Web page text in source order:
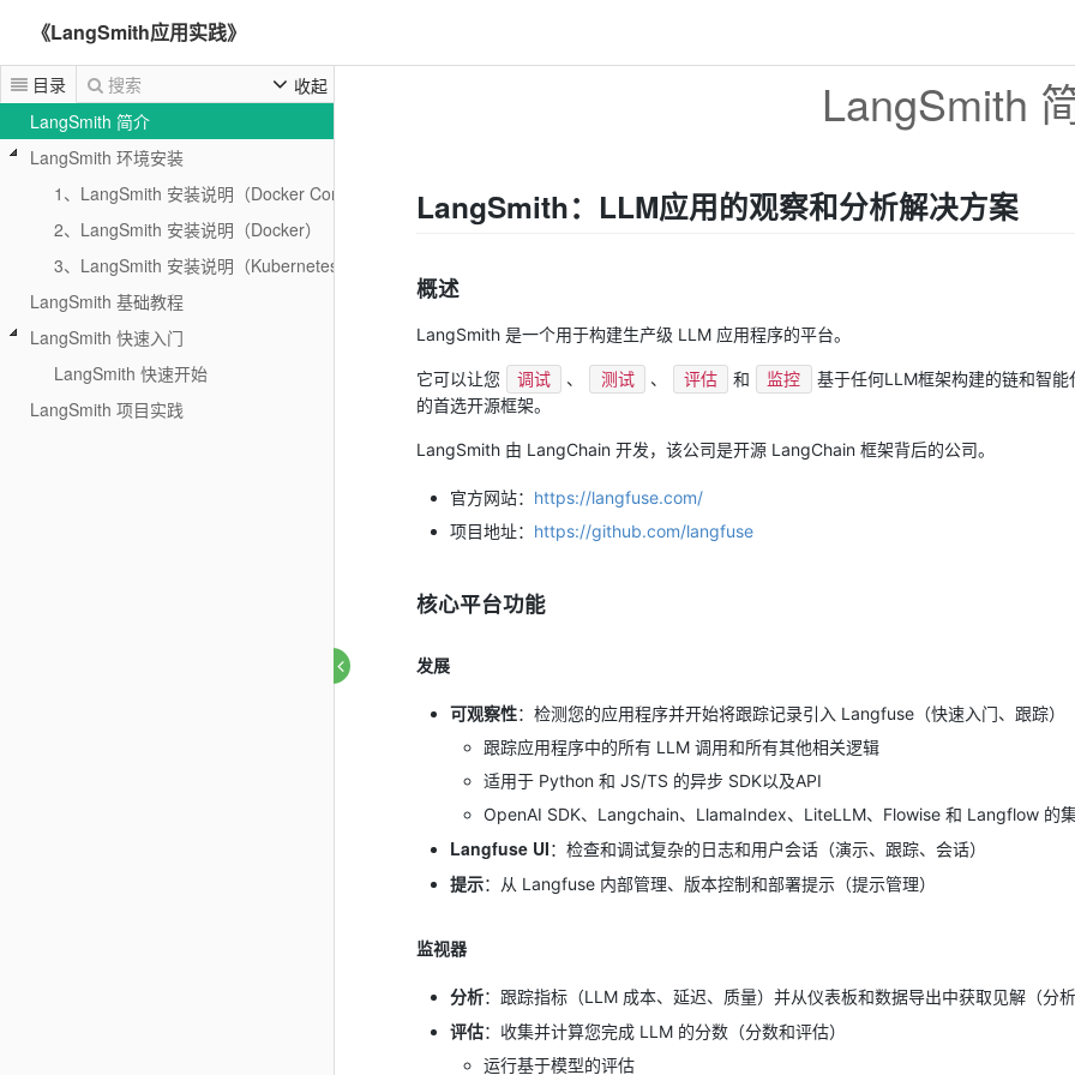
《LangSmith应用实践》
目录 搜索
收起
LangSmith 简介
LangSmith 环境安装
1、LangSmith 安装说明（Docker Compose）
2、LangSmith 安装说明（Docker）
3、LangSmith 安装说明（Kubernetes）
LangSmith 基础教程
LangSmith 快速入门
LangSmith 快速开始
LangSmith 项目实践
LangSmith
LangSmith：LLM应用的观察和分析解决方案
概述
LangSmith 是一个用于构建生产级 LLM 应用程序的平台。
它可以让您 调试 、 测试 、 评估 和 监控
基于任何LLM框架构建的链和智
的首选开源框架。
LangSmith 由 LangChain 开发，该公司是开源 LangChain 框架背后的公司。
官方网站： https://langfuse.com/
项目地址： https://github.com/langfuse
核心平台功能
发展
可观察性：检测您的应用程序并开始将跟踪记录引入 Langfuse（快速入门、跟踪）
跟踪应用程序中的所有 LLM 调用和所有其他相关逻辑
适用于 Python 和 JS/TS 的异步 SDK以及API
OpenAI SDK、Langchain、LlamaIndex、LiteLLM、Flowise 和 Langflow 的
Langfuse UI：检查和调试复杂的日志和用户会话（演示、跟踪、会话）
提示：从 Langfuse 内部管理、版本控制和部署提示（提示管理）
监视器
分析：跟踪指标（LLM 成本、延迟、质量）并从仪表板和数据导出中获取见解（分析
评估：收集并计算您完成 LLM 的分数（分数和评估）
运行基于模型的评估